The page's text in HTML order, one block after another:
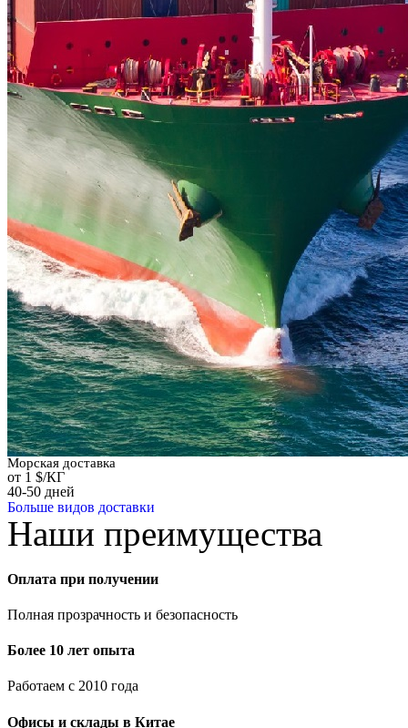
Морская доставка
от 1 $/КГ
40-50 дней
Больше видов доставки
Наши преимущества
Оплата при получении
Полная прозрачность и безопасность
Более 10 лет опыта
Работаем с 2010 года
Офисы и склады в Китае